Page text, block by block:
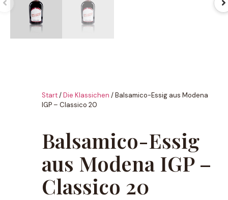
Start/Die Klassichen / Balsamico-Essig aus Modena
IGP – Classico 20
Balsamico-Essig
aus Modena IGP –
Classico 20